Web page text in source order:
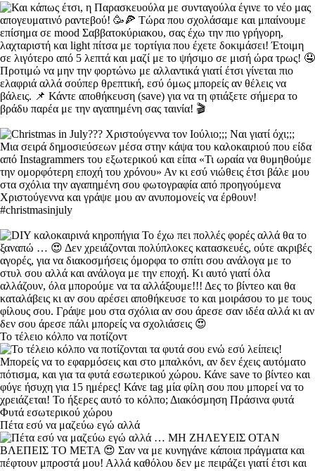
Το τέλειο κόλπο να ποτίζοντ
Πέτα εσύ να μαζεύω εγώ αλλά